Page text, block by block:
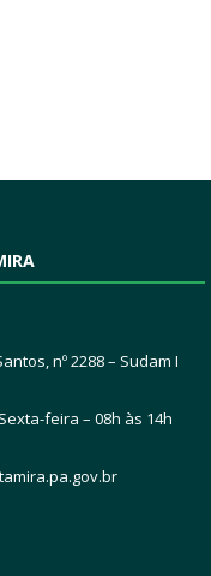
nº 2288 – Sudam I
feira – 08h às 14h
gov.br